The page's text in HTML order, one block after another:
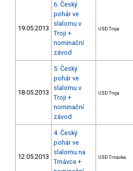
19.05.2013
6. Český
pohár ve
slalomu v
Troji +
nominační
závod
USD Troja
18.05.2013
5. Český
pohár ve
slalomu v
Troji +
nominační
závod
USD Troja
12.05.2013
4. Český
pohár ve
slalomu na
Trnávce +
USD Trnávka